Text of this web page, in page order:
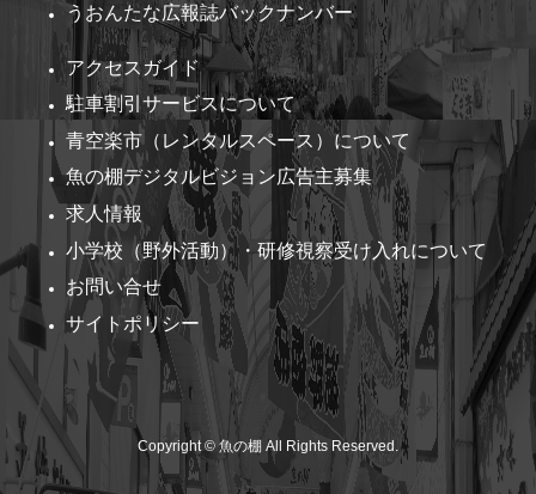
うおんたな広報誌バックナンバー
アクセスガイド
駐車割引サービスについて
青空楽市（レンタルスペース）について
魚の棚デジタルビジョン広告主募集
求人情報
小学校（野外活動）・研修視察受け入れについて
お問い合せ
サイトポリシー
Copyright © 魚の棚 All Rights Reserved.